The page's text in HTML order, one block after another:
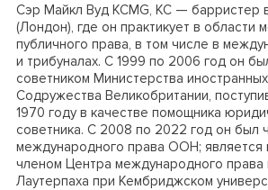
Сэр Майкл Вуд KCMG, KC — барристер
(Лондон), где он практикует в области
публичного права, в том числе в
и трибуналах. С 1999 по 2006 год он
советником Министерства
Содружества Великобритании,
1970 году в качестве помощника
советника. С 2008 по 2022 год он был
международного права ООН; является
членом Центра международного права
Лаутерпаха при Кембриджском